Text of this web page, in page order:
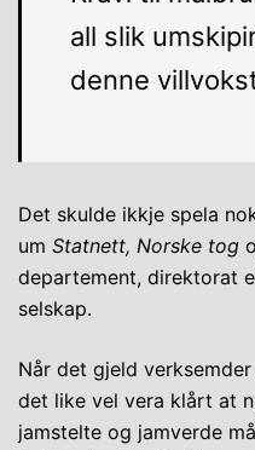
all slik
denne
Det skulde ikkje spela
um Statnett, Norske tog
departement, direktorat
selskap.
Når det gjeld
det like vel vera klårt at
jamstelte og jamverde